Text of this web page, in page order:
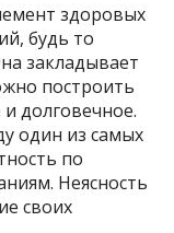
здоровых
будь то
закладывает
построить
долговечное.
один из самых
по
Неясность
своих